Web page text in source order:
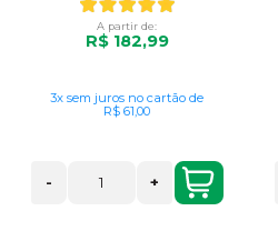
A partir de:
R$ 182,99
3x sem juros no cartão de
R$ 61,00
- +